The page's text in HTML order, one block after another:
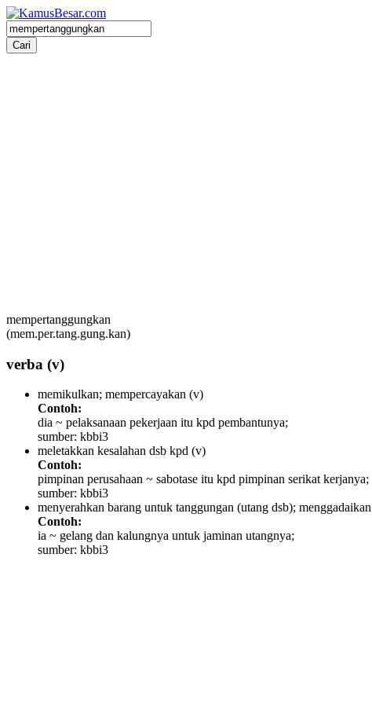
mempertanggungkan
(mem.per.tang.gung.kan)
verba (v)
memikulkan; mempercayakan (v)
Contoh:
dia ~ pelaksanaan pekerjaan itu kpd pembantunya;
sumber: kbbi3
meletakkan kesalahan dsb kpd (v)
Contoh:
pimpinan perusahaan ~ sabotase itu kpd pimpinan serikat kerjanya;
sumber: kbbi3
menyerahkan barang untuk tanggungan (utang dsb); menggadaikan
Contoh:
ia ~ gelang dan kalungnya untuk jaminan utangnya;
sumber: kbbi3